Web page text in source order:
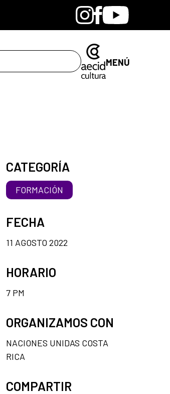
BandcampInstagram
Facebook
Youtube
MENÚ
CATEGORÍA
FORMACIÓN
FECHA
11 AGOSTO 2022
HORARIO
7 PM
ORGANIZAMOS CON
NACIONES UNIDAS COSTA
RICA
COMPARTIR